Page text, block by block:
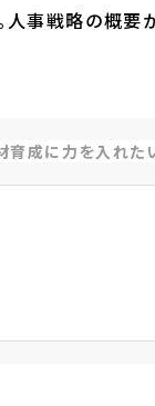
人事戦略の概
育成に力を入れた